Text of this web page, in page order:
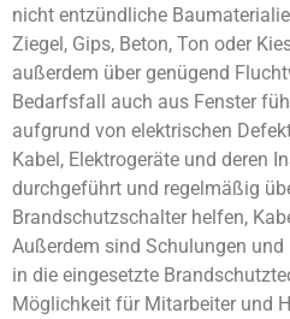
nicht entzündliche
Ziegel, Gips, Beton, Ton oder
außerdem über genügend
Bedarfsfall auch aus Fenster
aufgrund von elektrischen
Kabel, Elektrogeräte und deren
durchgeführt und regelmäßig
Brandschutzschalter helfen,
Außerdem sind Schulungen
in die eingesetzte
Möglichkeit für Mitarbeiter und